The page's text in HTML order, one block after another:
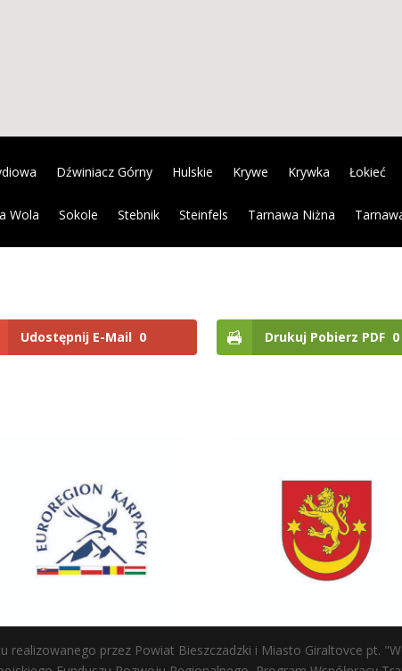
Dźwiniacz Górny Hulskie Krywe Krywka Łokieć
Wola Sokole Stebnik Steinfels Tarnawa Niżna
Udostępnij E-Mail 0 Drukuj Pobierz PDF 0
przez Powiat Bieszczadzki i Miasto Giraltovce pt.